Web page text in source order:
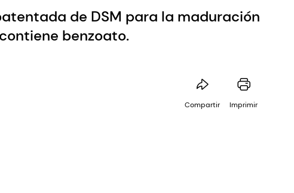
de DSM para la maduración
benzoato.
Compartir Imprimir